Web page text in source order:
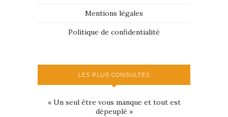
Mentions légales
Politique de confidentialité
LES PLUS CONSULTÉS
« Un seul être vous manque et tout est
dépeuplé »